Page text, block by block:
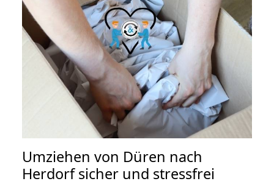
Umziehen von Düren nach
Herdorfsicher und stressfrei